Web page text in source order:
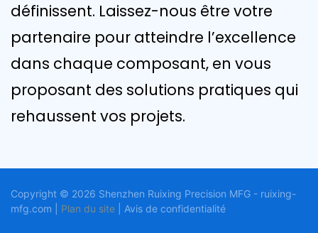
définissent. Laissez-nous être votre
partenaire pour atteindre l’excellence
dans chaque composant, en vous
proposant des solutions pratiques qui
rehaussent vos projets.
Copyright © 2026 Shenzhen Ruixing Precision MFG - ruixing-
mfg.com | Plan du site Avis de confidentialité